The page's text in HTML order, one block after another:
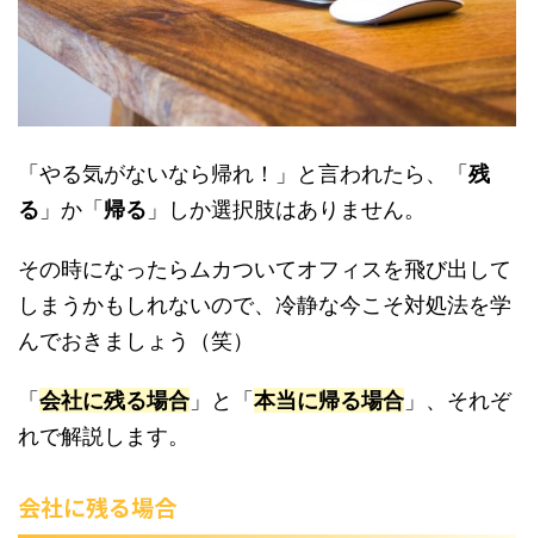
「やる気がないなら帰れ！」と言われたら、「 残
る 」か「 帰る 」しか選択肢はありません。
その時になったらムカついてオフィスを飛び出して
しまうかもしれないので、冷静な今こそ対処法を学
んでおきましょう（笑）
「 会社に残る場合 」と「 本当に帰る場合 」、それぞ
れで解説します。
会社に残る場合